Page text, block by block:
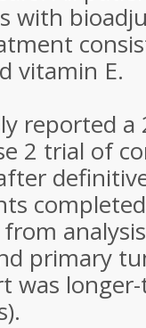
with
vitamin E.
reported
2 trial of
primary
was